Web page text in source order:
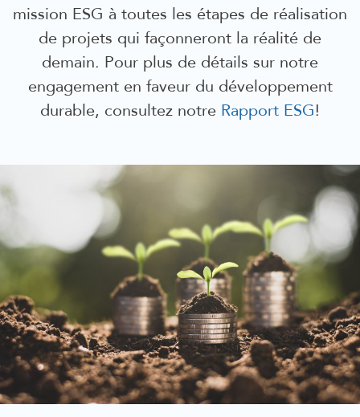
mission ESG à toutes les étapes de réalisation
de projets qui façonneront la réalité de
demain. Pour plus de détails sur notre
engagement en faveur du développement
durable, consultez notre Rapport ESG!